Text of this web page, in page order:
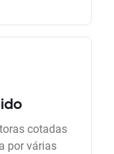
cotadas
por várias